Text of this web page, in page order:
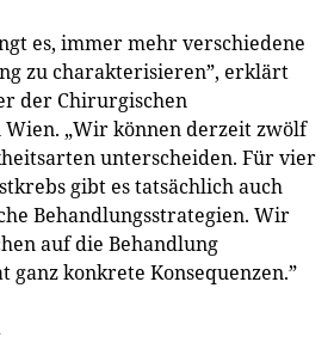
es, immer mehr verschiedene
zu charakterisieren”, erklärt
der Chirurgischen
„Wir können derzeit zwölf
unterscheiden. Für vier
gibt es tatsächlich auch
Behandlungsstrategien. Wir
auf die Behandlung
ganz konkrete Konsequenzen.”